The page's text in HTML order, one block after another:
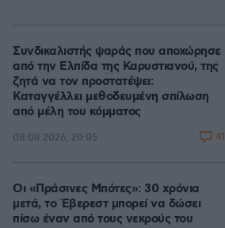
Συνδικαλιστής ψαράς που αποχώρησε
από την Ελπίδα της Καρυστιανού, της
ζητά να τον προστατέψει:
Καταγγέλλει μεθοδευμένη σπίλωση
από μέλη του κόμματος
08.08.2026, 20:05 41
Οι «Πράσινες Μπότες»: 30 χρόνια
μετά, το Έβερεστ μπορεί να δώσει
πίσω έναν από τους νεκρούς του